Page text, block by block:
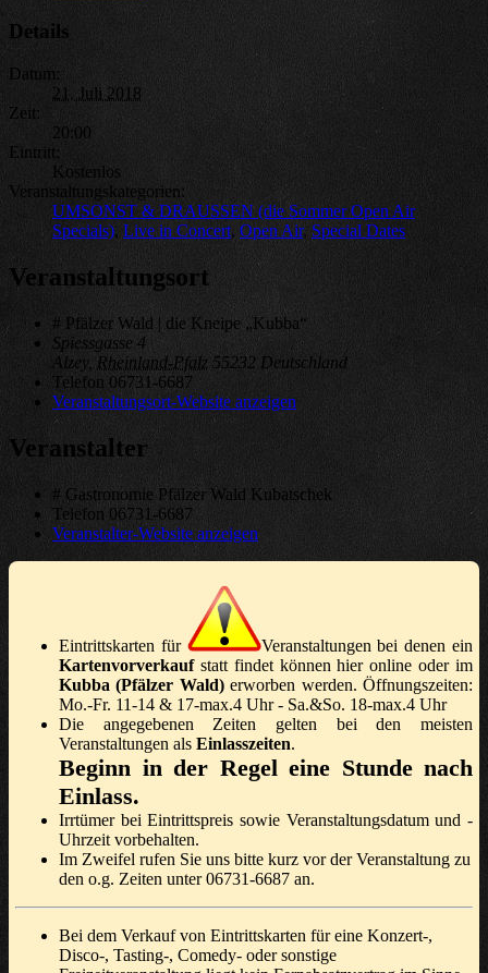
Details
Datum:
21. Juli 2018
Zeit:
20:00
Eintritt:
Kostenlos
Veranstaltungskategorien:
UMSONST & DRAUSSEN (die Sommer Open Air
Specials), Live in Concert, Open Air, Special Dates
Veranstaltungsort
# Pfälzer Wald | die Kneipe „Kubba“
Spiessgasse 4
Alzey, Rheinland-Pfalz 55232 Deutschland
Telefon 06731-6687
Veranstaltungsort-Website anzeigen
Veranstalter
# Gastronomie Pfälzer Wald Kubatschek
Telefon 06731-6687
Veranstalter-Website anzeigen
Eintrittskarten für
Veranstaltungen bei denen ein
Kartenvorverkaufstatt findet können hier online oder im
Kubba (Pfälzer Wald)erworben werden. Öffnungszeiten:
Mo.-Fr. 11-14 & 17-max.4 Uhr - Sa.&So. 18-max.4 Uhr
Die angegebenen Zeiten gelten bei den meisten
Veranstaltungen als Einlasszeiten.
Beginn in der Regel eine Stunde nach
Einlass.
Irrtümer bei Eintrittspreis sowie Veranstaltungsdatum und -
Uhrzeit vorbehalten.
Im Zweifel rufen Sie uns bitte kurz vor der Veranstaltung zu
den o.g. Zeiten unter 06731-6687 an.
Bei dem Verkauf von Eintrittskarten für eine Konzert-,
Disco-, Tasting-, Comedy- oder sonstige